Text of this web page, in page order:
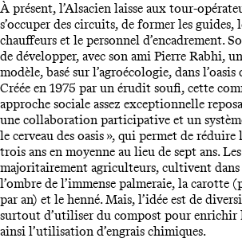
À présent, l’Alsacien laisse aux tour-
s’occuper des circuits, de former les guides,
chauffeurs et le personnel d’encadrement.
de développer, avec son ami Pierre Rabhi,
modèle, basé sur l’agroécologie, dans l’oasis
Créée en 1975 par un érudit soufi, cette
approche sociale assez exceptionnelle
une collaboration participative et un
le cerveau des oasis », qui permet de réduire
trois ans en moyenne au lieu de sept ans.
majoritairement agriculteurs, cultivent dans
l’ombre de l’immense palmeraie, la carotte
par an) et le henné. Mais, l’idée est de
surtout d’utiliser du compost pour enrichir
ainsi l’utilisation d’engrais chimiques.